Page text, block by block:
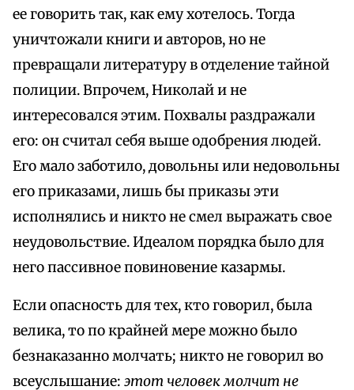
ее говорить так, как ему хотелось. Тогда
уничтожали книги и авторов, но не
превращали литературу в отделение тайной
полиции. Впрочем, Николай и не
интересовался этим. Похвалы раздражали
его: он считал себя выше одобрения людей.
Его мало заботило, довольны или недовольны
его приказами, лишь бы приказы эти
исполнялись и никто не смел выражать свое
неудовольствие. Идеалом порядка было для
него пассивное повиновение казармы.
Если опасность для тех, кто говорил, была
велика, то по крайней мере можно было
безнаказанно молчать; никто не говорил во
всеуслышание: этот человек молчит не